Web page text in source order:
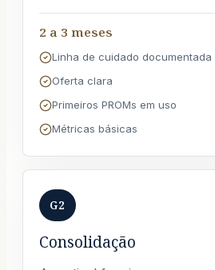
2 a 3 meses
Linha de cuidado documentada
Oferta clara
Primeiros PROMs em uso
Métricas básicas
G2
Consolidação